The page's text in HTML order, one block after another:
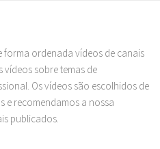
forma ordenada vídeos de canais
sobre temas de
Os vídeos são escolhidos de
e recomendamos a nossa
publicados.